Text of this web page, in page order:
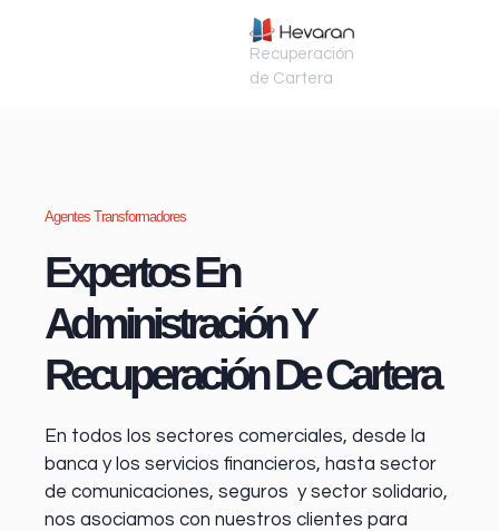
Recuperación
de Cartera
Agentes Transformadores
Expertos En
Administración Y
Recuperación De Cartera
En todos los sectores comerciales, desde la
banca y los servicios financieros, hasta sector
de comunicaciones, seguros y sector solidario,
nos asociamos con nuestros clientes para